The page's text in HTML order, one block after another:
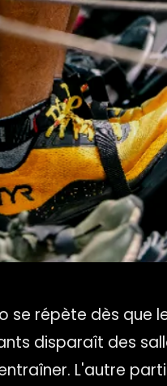
se répète dès que
disparaît des
L'autre